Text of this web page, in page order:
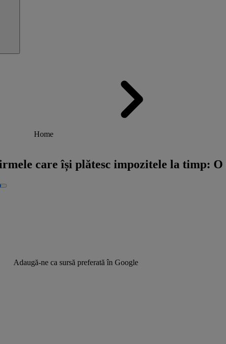
Home
care își plătesc impozitele la timp:
Adaugă-ne ca sursă preferată în Google